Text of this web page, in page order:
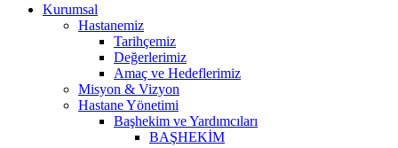
Kurumsal
Hastanemiz
Tarihçemiz
Değerlerimiz
Amaç ve Hedeflerimiz
Misyon & Vizyon
Hastane Yönetimi
Başhekim ve Yardımcıları
BAŞHEKİM